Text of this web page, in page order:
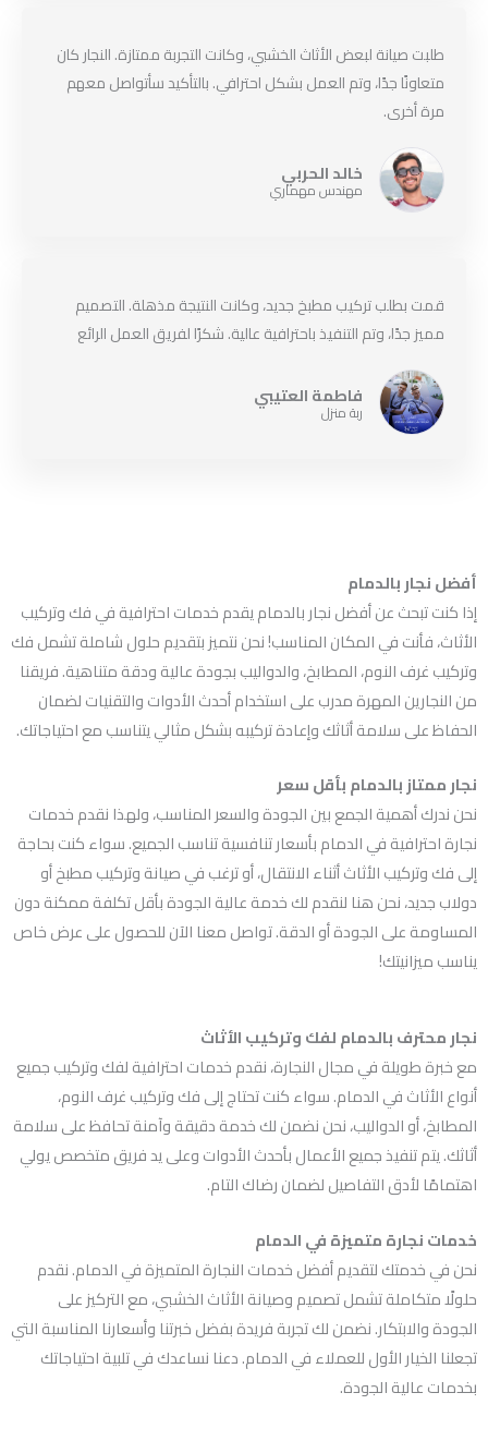
طلبت صيانة لبعض الأثاث الخشبي، وكانت التجربة ممتازة. النجار كان
متعاونًا جدًا، وتم العمل بشكل احترافي. بالتأكيد سأتواصل معهم
مرة أخرى.
خالد الحربي
مهندس مهماري
قمت بطلب تركيب مطبخ جديد، وكانت النتيجة مذهلة. التصميم
مميز جدًا، وتم التنفيذ باحترافية عالية. شكرًا لفريق العمل الرائع
فاطمة العتيبي
ربة منزل
أفضل نجار بالدمام
إذا كنت تبحث عن أفضل نجار بالدمام يقدم خدمات احترافية في فك وتركيب
الأثاث، فأنت في المكان المناسب! نحن نتميز بتقديم حلول شاملة تشمل فك
وتركيب غرف النوم، المطابخ، والدواليب بجودة عالية ودقة متناهية. فريقنا
من النجارين المهرة مدرب على استخدام أحدث الأدوات والتقنيات لضمان
الحفاظ على سلامة أثاثك وإعادة تركيبه بشكل مثالي يتناسب مع احتياجاتك.
نجار ممتاز بالدمام بأقل سعر
نحن ندرك أهمية الجمع بين الجودة والسعر المناسب، ولهذا نقدم خدمات
نجارة احترافية في الدمام بأسعار تنافسية تناسب الجميع. سواء كنت بحاجة
إلى فك وتركيب الأثاث أثناء الانتقال، أو ترغب في صيانة وتركيب مطبخ أو
دولاب جديد، نحن هنا لنقدم لك خدمة عالية الجودة بأقل تكلفة ممكنة دون
المساومة على الجودة أو الدقة. تواصل معنا الآن للحصول على عرض خاص
يناسب ميزانيتك!
نجار محترف بالدمام لفك وتركيب الأثاث
مع خبرة طويلة في مجال النجارة، نقدم خدمات احترافية لفك وتركيب جميع
أنواع الأثاث في الدمام. سواء كنت تحتاج إلى فك وتركيب غرف النوم،
المطابخ، أو الدواليب، نحن نضمن لك خدمة دقيقة وآمنة تحافظ على سلامة
أثاثك. يتم تنفيذ جميع الأعمال بأحدث الأدوات وعلى يد فريق متخصص يولي
اهتمامًا لأدق التفاصيل لضمان رضاك التام.
خدمات نجارة متميزة في الدمام
نحن في خدمتك لتقديم أفضل خدمات النجارة المتميزة في الدمام. نقدم
حلولًا متكاملة تشمل تصميم وصيانة الأثاث الخشبي، مع التركيز على
الجودة والابتكار. نضمن لك تجربة فريدة بفضل خبرتنا وأسعارنا المناسبة التي
تجعلنا الخيار الأول للعملاء في الدمام. دعنا نساعدك في تلبية احتياجاتك
بخدمات عالية الجودة.